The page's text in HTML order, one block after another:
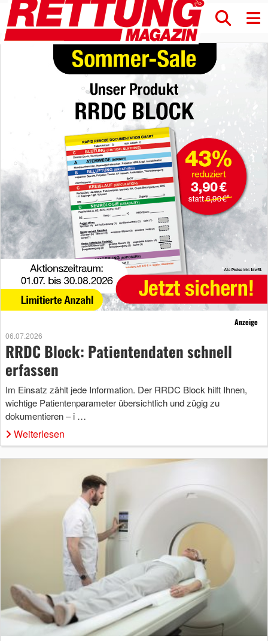
Anzeige
06.07.2026
RRDC Block: Patientendaten schnell
erfassen
Im Einsatz zählt jede Information. Der RRDC Block hilft Ihnen,
wichtige Patientenparameter übersichtlich und zügig zu
dokumentieren – i …
Weiterlesen